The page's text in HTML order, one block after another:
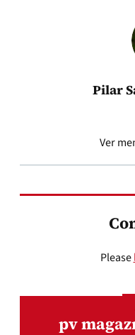
Pilar
Ver
Please
pv